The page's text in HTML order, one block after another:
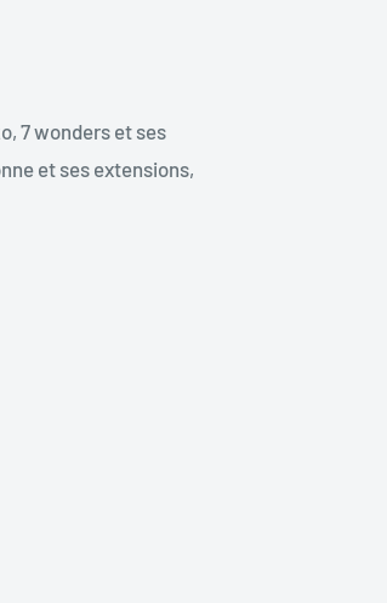
7 wonders et ses
et ses extensions,